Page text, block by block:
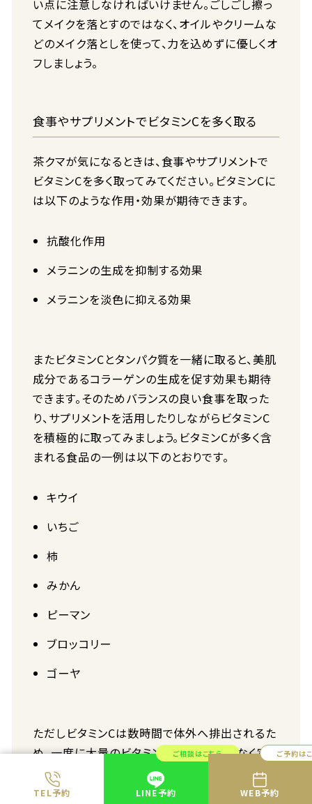
TEL予約
ご相談はこちら
LINE予約
ご予約は
WEB予約
い点に注意しなければいけません。ごしごし擦っ
てメイクを落とすのではなく、オイルやクリームな
どのメイク落としを使って、力を込めずに優しくオ
フしましょう。
食事やサプリメントでビタミンCを多く取る
茶クマが気になるときは、食事やサプリメントで
ビタミンCを多く取ってみてください。ビタミンCに
は以下のような作用・効果が期待できます。
抗酸化作用
メラニンの生成を抑制する効果
メラニンを淡色に抑える効果
またビタミンCとタンパク質を一緒に取ると、美肌
成分であるコラーゲンの生成を促す効果も期待
できます。そのためバランスの良い食事を取った
り、サプリメントを活用したりしながらビタミンC
を積極的に取ってみましょう。ビタミンCが多く含
まれる食品の一例は以下のとおりです。
キウイ
いちご
柿
みかん
ピーマン
ブロッコリー
ゴーヤ
ただしビタミンCは数時間で体外へ排出されるた
め、一度に大量のビタミンCを取るのではなく定
期的に摂取するのがおすすめです。さらには水に
溶けやすい成分であるため、調理方法に注意しま